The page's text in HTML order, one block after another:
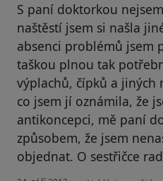
S paní doktorkou
naštěstí jsem si našla
absenci problémů jsem
taškou plnou tak
výplachů, čípků a jiných
co jsem jí oznámila, že
antikoncepci, mě paní
způsobem, že jsem
objednat. O sestřičce